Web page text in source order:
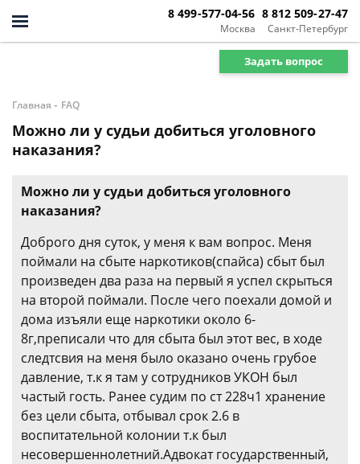
Москва
8 499-577-04-56
Санкт-Петербург
8 812 509-27-47
Задать вопрос
Главная - FAQ
Можно ли у судьи добиться уголовного
наказания?
Можно ли у судьи добиться уголовного
наказания?
Доброго дня суток, у меня к вам вопрос. Меня
поймали на сбыте наркотиков(спайса) сбыт был
произведен два раза на первый я успел скрыться
на второй поймали. После чего поехали домой и
дома изъяли еще наркотики около 6-
8г,преписали что для сбыта был этот вес, в ходе
следтсвия на меня было оказано очень грубое
давление, т.к я там у сотрудников УКОН был
частый гость. Ранее судим по ст 228ч1 хранение
без цели сбыта, отбывал срок 2.6 в
воспитательной колонии т.к был
несовершеннолетний.Адвокат государственный,